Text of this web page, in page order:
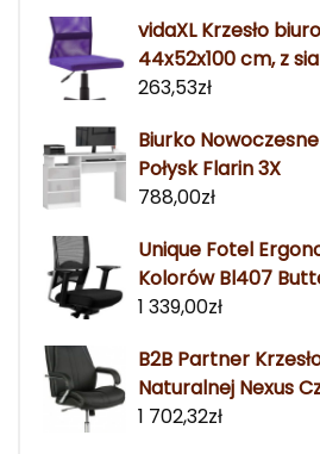
vidaXL Krzesło
44x52x100 cm, z
263,53zł
Biurko
Połysk Flarin 3X
788,00zł
Unique Fotel
Kolorów Bl407
1 339,00zł
B2B Partner
Naturalnej Nexus
1 702,32zł